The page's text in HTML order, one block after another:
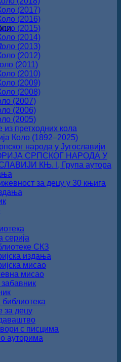
(2017)
(2016)
(2015)
(2014)
(2013)
(2012)
(2011)
(2010)
(2009)
(2008)
(2007)
(2006)
(2005)
из претходних кола
Коло (1892‒2025)
народа у Југославији
СРПСКОГ НАРОДА У
КЊ. I, Група аутора
за децу у 30 књига
серија
СКЗ
издања
мисао
мисао
за децу
с писцима
ауторима